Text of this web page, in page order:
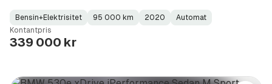
Fuel
Type:
Bensin+Elektrisitet
Kilometerstand: 95 000 km
Model
Year:
2020
Gearbox
Type:
Automat
Kontantpris
339 000 kr